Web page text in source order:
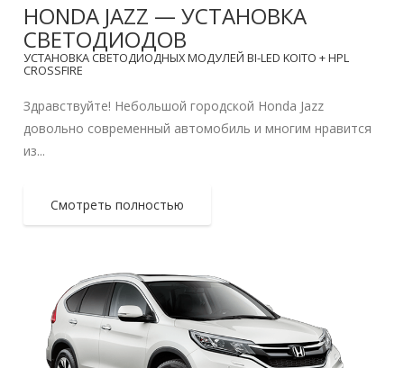
HONDA JAZZ — УСТАНОВКА
СВЕТОДИОДОВ
УСТАНОВКА СВЕТОДИОДНЫХ МОДУЛЕЙ BI-LED KOITO + HPL
CROSSFIRE
Здравствуйте! Небольшой городской Honda Jazz
довольно современный автомобиль и многим нравится
из...
Смотреть полностью